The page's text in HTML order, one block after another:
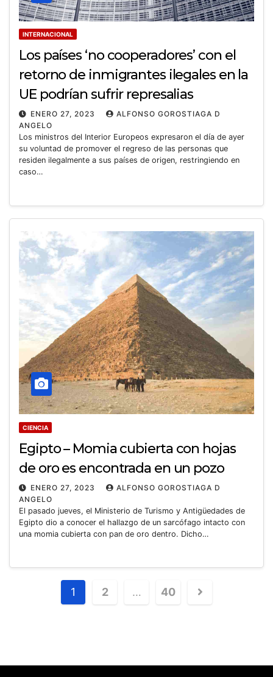
INTERNACIONAL
Los países ‘no cooperadores’ con el
retorno de inmigrantes ilegales en la
UE podrían sufrir represalias
ENERO 27, 2023
ALFONSO GOROSTIAGA D
ANGELO
Los ministros del Interior Europeos expresaron el día de ayer
su voluntad de promover el regreso de las personas que
residen ilegalmente a sus países de origen, restringiendo en
caso…
CIENCIA
Egipto – Momia cubierta con hojas
de oro es encontrada en un pozo
ENERO 27, 2023
ALFONSO GOROSTIAGA D
ANGELO
El pasado jueves, el Ministerio de Turismo y Antigüedades de
Egipto dio a conocer el hallazgo de un sarcófago intacto con
una momia cubierta con pan de oro dentro. Dicho…
1 2 … 40